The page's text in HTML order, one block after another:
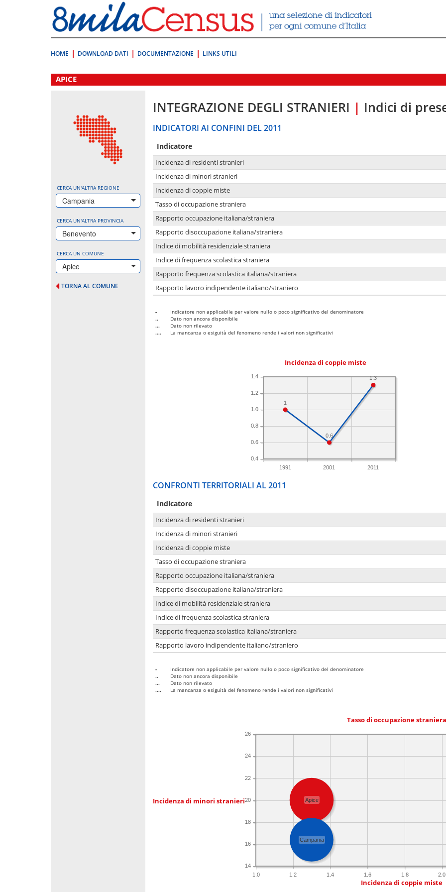
direttamente
a:
Contenuto
HOME DOWNLOAD DATI DOCUMENTAZIONE LINKS UTILI
.
APICE
CERCA UN'ALTRA REGIONE
Campania
CERCA UN'ALTRA PROVINCIA
Benevento
CERCA UN COMUNE
Apice
TORNA AL COMUNE
INTEGRAZIONE DEGLI STRANIERI | Indici di
INDICATORI AI CONFINI DEL 2011
Indicatore
Incidenza di residenti stranieri
Incidenza di minori stranieri
Incidenza di coppie miste
Tasso di occupazione straniera
Rapporto occupazione italiana/straniera
Rapporto disoccupazione italiana/straniera
Indice di mobilità residenziale straniera
Indice di frequenza scolastica straniera
Rapporto frequenza scolastica italiana/straniera
Rapporto lavoro indipendente italiano/straniero
-
Indicatore non applicabile per valore nullo o poco significativo del denominatore
..
Dato non ancora disponibile
...
Dato non rilevato
....
La mancanza o esiguità del fenomeno rende i valori non significativi
Incidenza di coppie miste
1991 2001 2011
0.4
0.6
0.8
1.0
1.2
1.4 1.3
0.6
1
CONFRONTI TERRITORIALI AL 2011
Indicatore
Incidenza di residenti stranieri
Incidenza di minori stranieri
Incidenza di coppie miste
Tasso di occupazione straniera
Rapporto occupazione italiana/straniera
Rapporto disoccupazione italiana/straniera
Indice di mobilità residenziale straniera
Indice di frequenza scolastica straniera
Rapporto frequenza scolastica italiana/straniera
Rapporto lavoro indipendente italiano/straniero
-
Indicatore non applicabile per valore nullo o poco significativo del denominatore
..
Dato non ancora disponibile
...
Dato non rilevato
....
La mancanza o esiguità del fenomeno rende i valori non significativi
Tasso di occupazione
Incidenza di minori stranieri
1.0 1.2 1.4 1.6 1.8 2.0
14
16
18
20
22
24
26
Apice
Campania
Incidenza di coppie miste